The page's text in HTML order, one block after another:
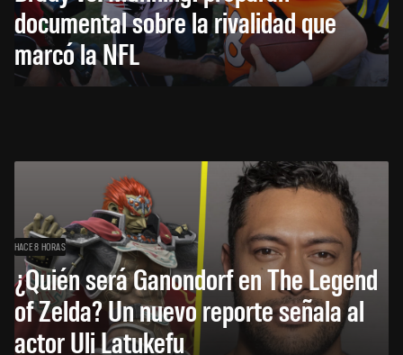
documental sobre la rivalidad que
marcó la NFL
HACE 8 HORAS
¿Quién será Ganondorf en The Legend
of Zelda? Un nuevo reporte señala al
actor Uli Latukefu